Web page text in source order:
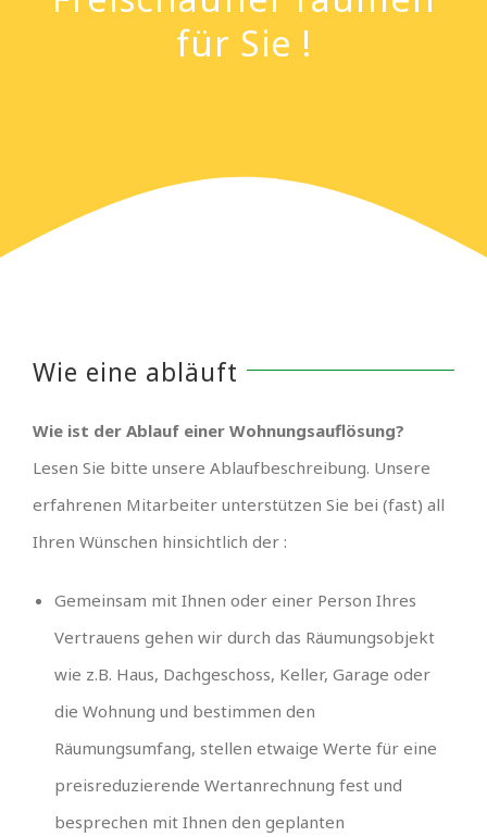
für Sie !
Wie eine abläuft
Wie ist der Ablauf einer Wohnungsauflösung?
Lesen Sie bitte unsere Ablaufbeschreibung. Unsere
erfahrenen Mitarbeiter unterstützen Sie bei (fast) all
Ihren Wünschen hinsichtlich der :
Gemeinsam mit Ihnen oder einer Person Ihres
Vertrauens gehen wir durch das Räumungsobjekt
wie z.B. Haus, Dachgeschoss, Keller, Garage oder
die Wohnung und bestimmen den
Räumungsumfang, stellen etwaige Werte für eine
preisreduzierende Wertanrechnung fest und
besprechen mit Ihnen den geplanten